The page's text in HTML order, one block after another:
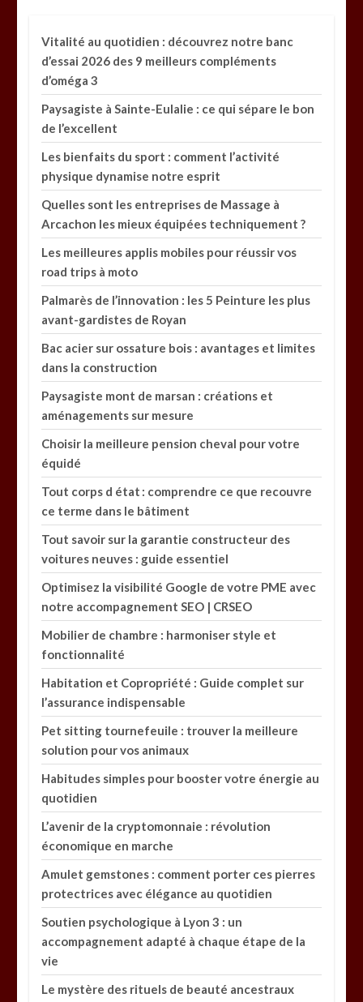
Vitalité au quotidien : découvrez notre banc
d’essai 2026 des 9 meilleurs compléments
d’oméga 3
Paysagiste à Sainte-Eulalie : ce qui sépare le bon
de l’excellent
Les bienfaits du sport : comment l’activité
physique dynamise notre esprit
Quelles sont les entreprises de Massage à
Arcachon les mieux équipées techniquement ?
Les meilleures applis mobiles pour réussir vos
road trips à moto
Palmarès de l’innovation : les 5 Peinture les plus
avant-gardistes de Royan
Bac acier sur ossature bois : avantages et limites
dans la construction
Paysagiste mont de marsan : créations et
aménagements sur mesure
Choisir la meilleure pension cheval pour votre
équidé
Tout corps d état : comprendre ce que recouvre
ce terme dans le bâtiment
Tout savoir sur la garantie constructeur des
voitures neuves : guide essentiel
Optimisez la visibilité Google de votre PME avec
notre accompagnement SEO | CRSEO
Mobilier de chambre : harmoniser style et
fonctionnalité
Habitation et Copropriété : Guide complet sur
l’assurance indispensable
Pet sitting tournefeuile : trouver la meilleure
solution pour vos animaux
Habitudes simples pour booster votre énergie au
quotidien
L’avenir de la cryptomonnaie : révolution
économique en marche
Amulet gemstones : comment porter ces pierres
protectrices avec élégance au quotidien
Soutien psychologique à Lyon 3 : un
accompagnement adapté à chaque étape de la
vie
Le mystère des rituels de beauté ancestraux